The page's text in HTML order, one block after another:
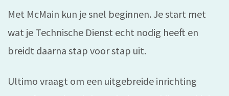
Met McMain kun je snel beginnen. Je start met
wat je Technische Dienst echt nodig heeft en
breidt daarna stap voor stap uit.
Ultimo vraagt om een uitgebreide inrichting